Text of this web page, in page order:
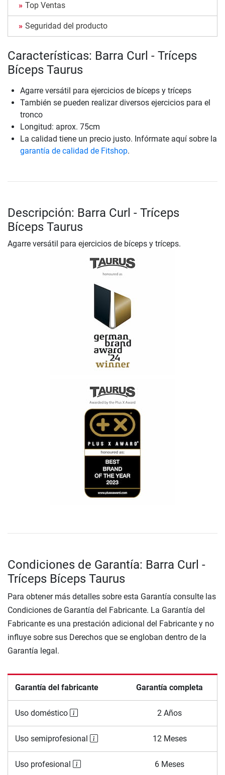
Top Ventas
Seguridad del producto
Características: Barra Curl - Tríceps
Bíceps Taurus
Agarre versátil para ejercicios de bíceps y tríceps
También se pueden realizar diversos ejercicios para el
tronco
Longitud: aprox. 75cm
La calidad tiene un precio justo. Infórmate aquí sobre la
garantía de calidad de Fitshop.
Descripción: Barra Curl - Tríceps
Bíceps Taurus
Agarre versátil para ejercicios de bíceps y tríceps.
Condiciones de Garantía: Barra Curl -
Tríceps Bíceps Taurus
Para obtener más detalles sobre esta Garantía consulte las
Condiciones de Garantía del Fabricante. La Garantía del
Fabricante es una prestación adicional del Fabricante y no
influye sobre sus Derechos que se engloban dentro de la
Garantía legal.
Garantía del fabricante Garantía completa
Uso doméstico 2 Años
Uso semiprofesional 12 Meses
Uso profesional 6 Meses